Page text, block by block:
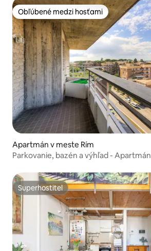
Obľúbené medzi hosťami
Obľúbené medzi hosťami
Apartmán v meste Rím
Parkovanie, bazén a výhľad - Apartmán
Superhostiteľ
Superhostiteľ